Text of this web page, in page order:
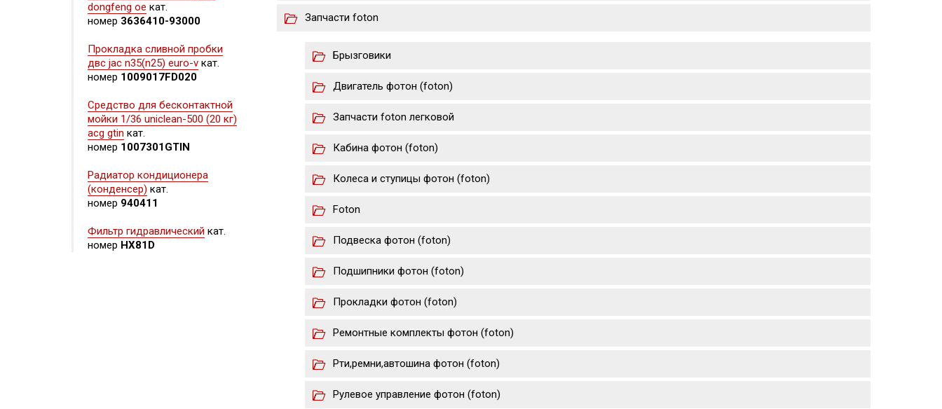
dongfeng oe кат.
номер 3636410-93000
Прокладка сливной пробки
двс jac n35(n25) euro-v кат.
номер 1009017FD020
Средство для бесконтактной
мойки 1/36 uniclean-500 (20 кг)
acg gtin кат.
номер 1007301GTIN
Радиатор кондиционера
(конденсер) кат.
номер 940411
Фильтр гидравлический кат.
номер HX81D
Запчасти foton
Брызговики
Двигатель фотон (foton)
Запчасти foton легковой
Кабина фотон (foton)
Колеса и ступицы фотон (foton)
Foton
Подвеска фотон (foton)
Подшипники фотон (foton)
Прокладки фотон (foton)
Ремонтные комплекты фотон (foton)
Рти,ремни,автошина фотон (foton)
Рулевое управление фотон (foton)